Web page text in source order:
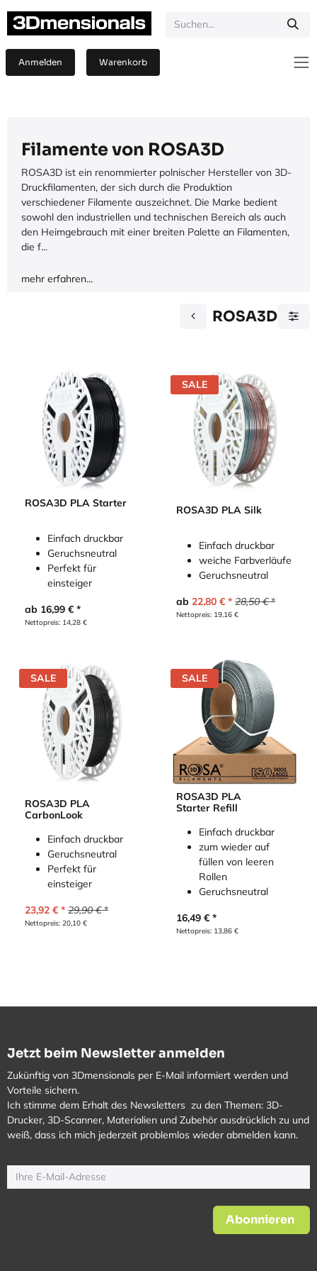
Anmelden Warenkorb
Filamente von ROSA3D
ROSA3D ist ein renommierter polnischer Hersteller von 3D-
Druckfilamenten, der sich durch die Produktion
verschiedener Filamente auszeichnet. Die Marke bedient
sowohl den industriellen und technischen Bereich als auch
den Heimgebrauch mit einer breiten Palette an Filamenten,
die f...
mehr erfahren...
ROSA3D
ROSA3D PLA Starter
Einfach druckbar
Geruchsneutral
Perfekt für
einsteiger
ab 16,99 €
Nettopreis: 14,28 €
SALE
ROSA3D PLA Silk
Einfach druckbar
weiche Farbverläufe
Geruchsneutral
ab 22,80€ 28,50€
Nettopreis: 19,16€
SALE
ROSA3D PLA
CarbonLook
Einfach druckbar
Geruchsneutral
Perfekt für
einsteiger
23,92 € 29,90€
Nettopreis: 20,10 €
SALE
ROSA3D PLA
Starter Refill
Einfach druckbar
zum wieder auf
füllen von leeren
Rollen
Geruchsneutral
16,49€
Nettopreis: 13,86€
Jetzt beim Newsletter anmelden
Zukünftig von 3Dmensionals per E-Mail informiert werden und
Vorteile sichern.
Ich stimme dem Erhalt des Newsletters zu den Themen: 3D-
Drucker, 3D-Scanner, Materialien und Zubehör ausdrücklich zu und
weiß, dass ich mich jederzeit problemlos wieder abmelden kann.
Abonnieren